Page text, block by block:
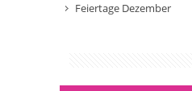
Feiertage Dezember